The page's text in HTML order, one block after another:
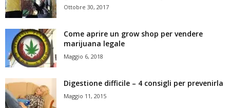
Ottobre 30, 2017
Come aprire un grow shop per vendere
marijuana legale
Maggio 6, 2018
Digestione difficile – 4 consigli per prevenirla
Maggio 11, 2015